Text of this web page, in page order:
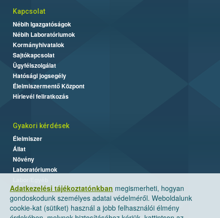
Adatkezelési tájékoztatónkban megismerheti, hogyan
gondoskodunk személyes adatai védelméről. Weboldalunk
cookie-kat (sütiket) használ a jobb felhasználói élmény
Kapcsolat
Nébih Igazgatóságok
Nébih Laboratóriumok
Kormányhivatalok
Sajtókapcsolat
Ügyfélszolgálat
Hatósági jogsegély
Élelmiszermentő Központ
Hírlevél feliratkozás
Gyakori kérdések
Élelmiszer
Állat
Növény
Laboratóriumok